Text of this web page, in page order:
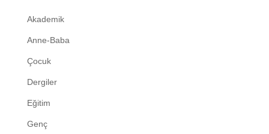
Akademik
Anne-Baba
Çocuk
Dergiler
Eğitim
Genç